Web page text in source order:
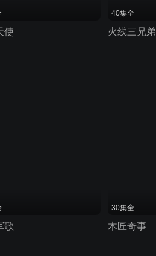
使
40集全
火线三兄弟
歌
30集全
木匠奇事